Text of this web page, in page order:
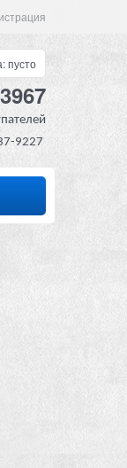
пусто
9227